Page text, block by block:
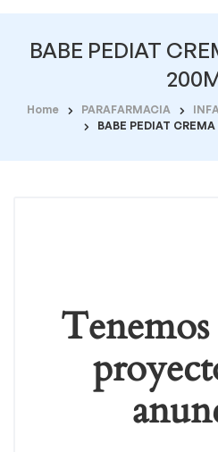
BABE PEDIAT
Home PARAFARMACIA
BABE PEDIAT